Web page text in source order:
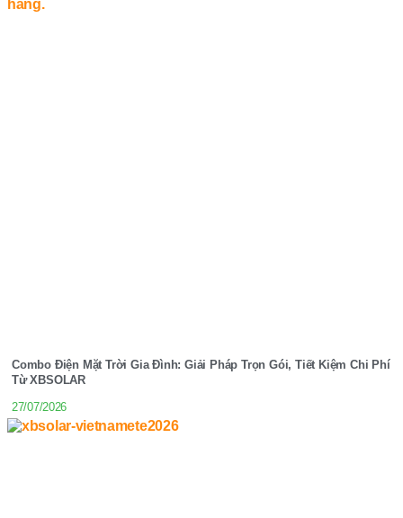
Combo Điện Mặt Trời Gia Đình: Giải Pháp Trọn Gói, Tiết Kiệm Chi Phí
Từ XBSOLAR
27/07/2026